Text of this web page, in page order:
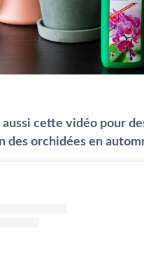
aussi cette vidéo pour
des orchidées en